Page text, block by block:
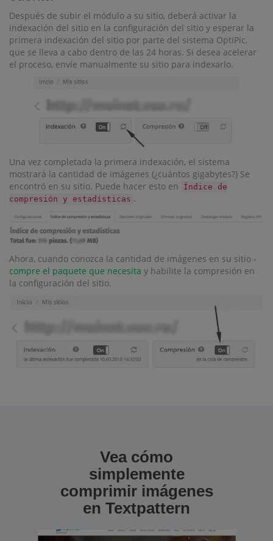
Después de subir el módulo a su sitio, deberá activar la
indexación del sitio en la configuración del sitio y esperar la
primera indexación del sitio por parte del sistema OptiPic,
que se lleva a cabo dentro de las 24 horas. Si desea acelerar
el proceso, envíe manualmente su sitio para indexarlo.
Una vez completada la primera indexación, el sistema
mostrará la cantidad de imágenes (¿cuántos gigabytes?) Se
encontró en su sitio. Puede hacer esto en
Índice de
compresión y estadísticas .
Ahora, cuando conozca la cantidad de imágenes en su sitio -
compre el paquete que necesita y habilite la compresión en
la configuración del sitio.
Vea cómo
simplemente
comprimir imágenes
en Textpattern